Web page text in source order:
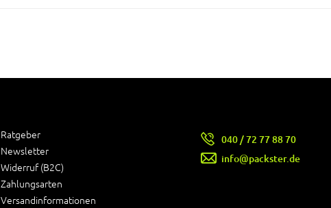
Ratgeber
Newsletter
Widerruf (B2C)
Zahlungsarten
Versandinformationen
040 / 72 77 88 70
info@packster.de